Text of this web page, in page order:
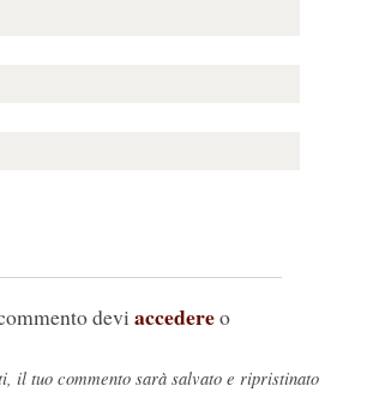
devi accedereo
il tuo commento sarà salvato e ripristinato